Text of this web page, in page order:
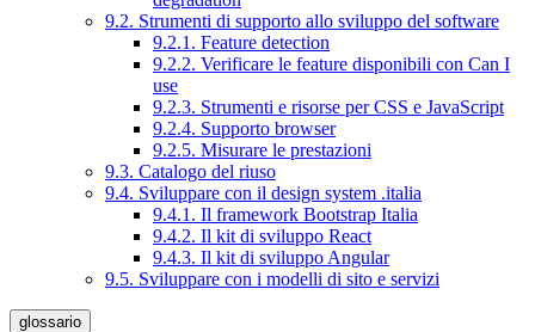
9.2. Strumenti di supporto allo sviluppo del software
9.2.1. Feature detection
9.2.2. Verificare le feature disponibili con Can I
use
9.2.3. Strumenti e risorse per CSS e JavaScript
9.2.4. Supporto browser
9.2.5. Misurare le prestazioni
9.3. Catalogo del riuso
9.4. Sviluppare con il design system .italia
9.4.1. Il framework Bootstrap Italia
9.4.2. Il kit di sviluppo React
9.4.3. Il kit di sviluppo Angular
9.5. Sviluppare con i modelli di sito e servizi
glossario